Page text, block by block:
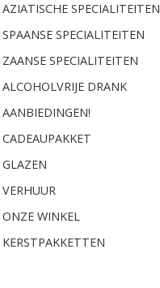
AZIATISCHE SPECIALITEITEN
SPAANSE SPECIALITEITEN
ZAANSE SPECIALITEITEN
ALCOHOLVRIJE DRANK
AANBIEDINGEN!
CADEAUPAKKET
GLAZEN
VERHUUR
ONZE WINKEL
KERSTPAKKETTEN